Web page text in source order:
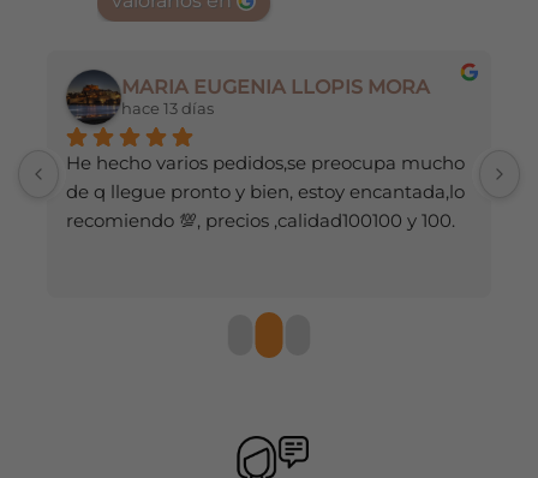
se
en
la
página
de
en
de
producto
MARIA EUGENIA LLOPIS MORA
hace 13 días
He hecho varios pedidos,se preocupa mucho
de q llegue pronto y bien, estoy encantada,lo
recomiendo 💯, precios ,calidad100100 y 100.